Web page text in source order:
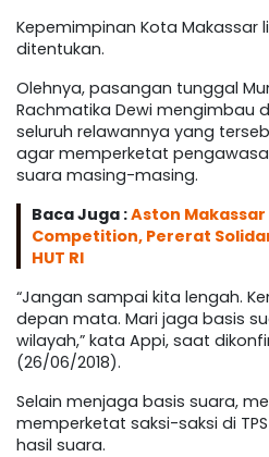
Kepemimpinan Kota Makassar
ditentukan.
Olehnya, pasangan tunggal
Rachmatika Dewi mengimbau
seluruh relawannya yang
agar memperketat
suara masing-masing.
Baca Juga :Aston Makassar
Competition, Pererat
HUT RI
“Jangan sampai kita lengah.
depan mata. Mari jaga basis
wilayah,” kata Appi, saat
(26/06/2018).
Selain menjaga basis suara,
memperketat saksi-saksi di
hasil suara.